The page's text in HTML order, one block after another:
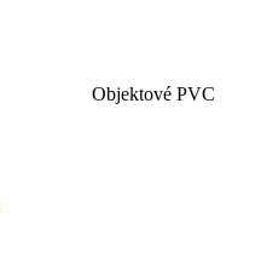
Objektové PVC